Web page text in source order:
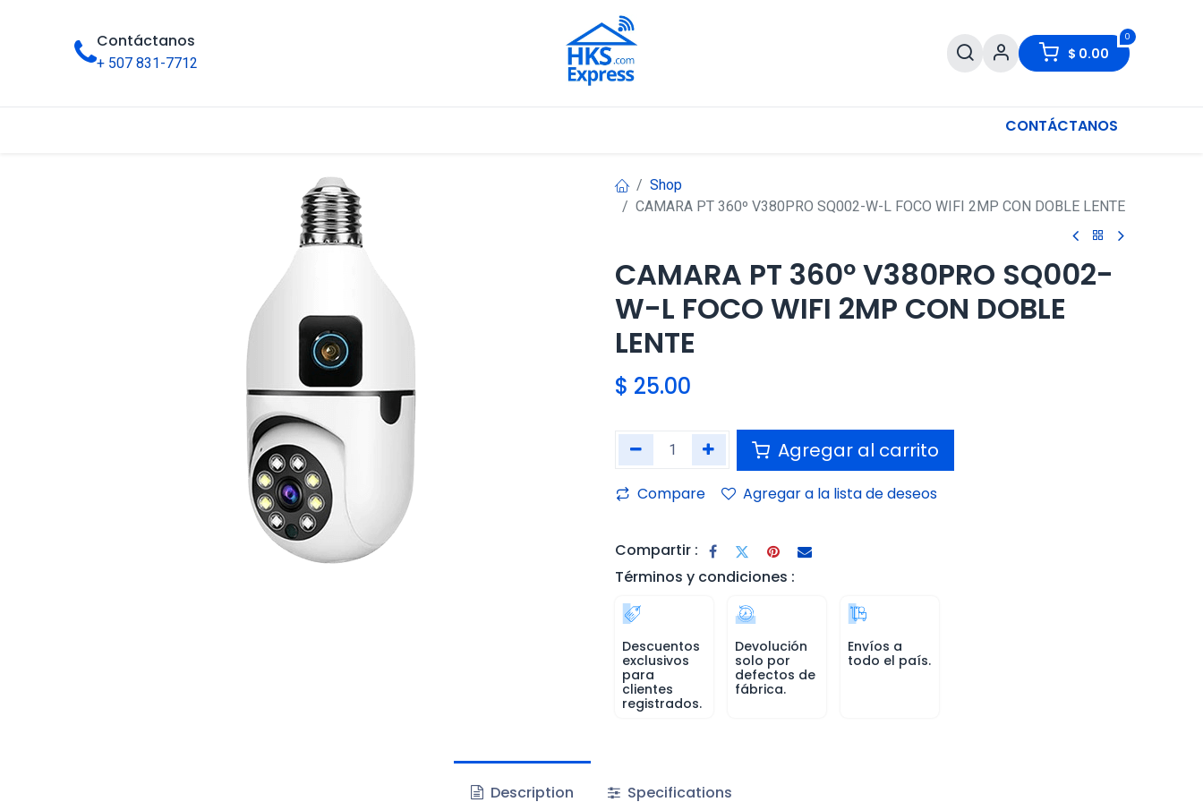
Contáctanos
+ 507 831-7712
0
$ 0.00
CONTÁCTANOS
Shop
CAMARA PT 360º V380PRO SQ002-W-L FOCO WIFI 2MP CON DOBLE LENTE
CAMARA PT 360º V380PRO SQ002-
W-L FOCO WIFI 2MP CON DOBLE
LENTE
$ 25.00
Agregar al carrito
Compare Agregar a la lista de deseos
Compartir :
Términos y condiciones :
Descuentos
exclusivos
para
clientes
registrados.
Devolución
solo por
defectos de
fábrica.
Envíos a
todo el país.
Description Specifications